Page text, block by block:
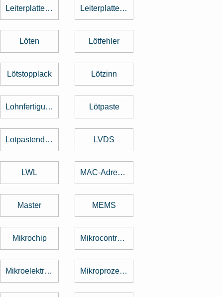
Leiterplattenbestückung Leiterplattenentflechtung
Löten Lötfehler
Lötstopplack Lötzinn
Lohnfertigung Lötpaste
Lotpastendruck LVDS
LWL MAC-Adresse
Master MEMS
Mikrochip Mikrocontroller
Mikroelektronik Mikroprozessor